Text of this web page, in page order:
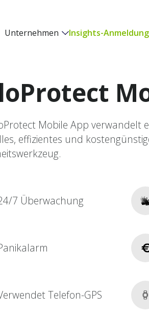
Unternehmen Insights-Anmeldung
Mobile App verwandelt
effizientes und
7 Überwachung
Telefon-GPS